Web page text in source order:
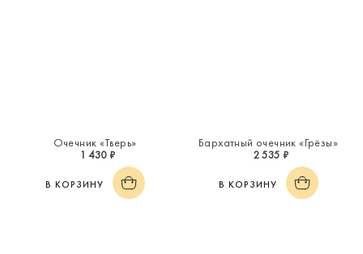
Очечник «Тверь»
1 430 ₽
В КОРЗИНУ
Бархатный очечник «Грёзы»
2 535 ₽
В КОРЗИНУ